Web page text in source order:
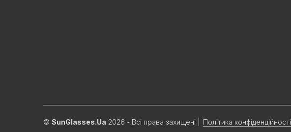
© SunGlasses.Ua 2026 - Всі права захищені Політика конфіденційності